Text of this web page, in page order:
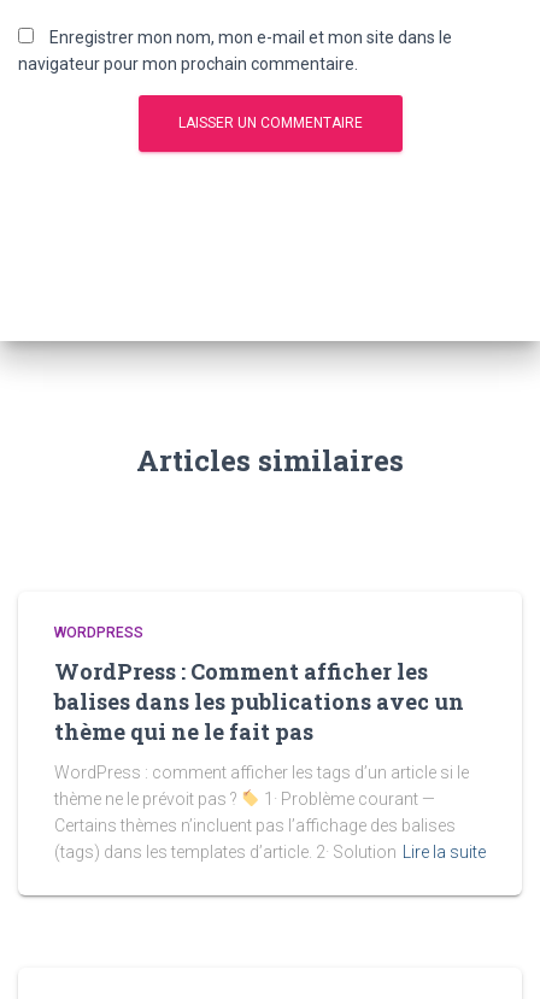
Enregistrer mon nom, mon e-mail et mon site dans le
navigateur pour mon prochain commentaire.
Articles similaires
WORDPRESS
WordPress : Comment afficher les
balises dans les publications avec un
thème qui ne le fait pas
WordPress : comment afficher les tags d’un article si le
thème ne le prévoit pas ?
1· Problème courant —
Certains thèmes n’incluent pas l’affichage des balises
(tags) dans les templates d’article. 2· Solution
Lire la suite